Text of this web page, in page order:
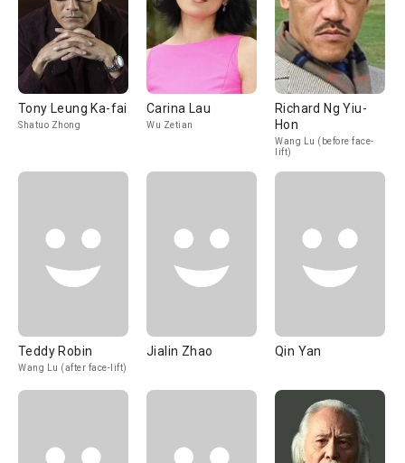
Tony Leung Ka-fai
Shatuo Zhong
Carina Lau
Wu Zetian
Richard Ng Yiu-
Hon
Wang Lu (before face-
lift)
Teddy Robin
Wang Lu (after face-lift)
Jialin Zhao Qin Yan